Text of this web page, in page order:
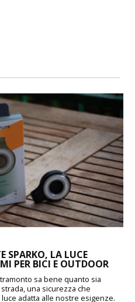
SPARKO, LA LUCE
PER BICI E OUTDOOR
sa bene quanto sia
una sicurezza che
adatta alle nostre esigenze.